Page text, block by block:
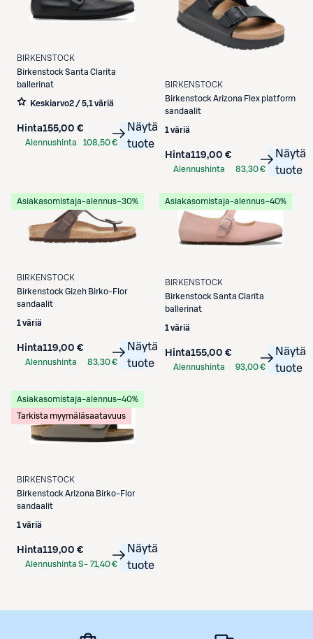
BIRKENSTOCK
Birkenstock Santa Clarita
ballerinat
Keskiarvo2 / 5,1 väriä
Hinta155,00 €
Alennushinta
108,50 €
Näytä
tuote
BIRKENSTOCK
Birkenstock Arizona Flex platform
sandaalit
1 väriä
Hinta119,00 €
Alennushinta
83,30 €
Näytä
tuote
Asiakasomistaja-alennus−30%
BIRKENSTOCK
Birkenstock Gizeh Birko-Flor
sandaalit
1 väriä
Hinta119,00 €
Alennushinta
83,30 €
Näytä
tuote
Asiakasomistaja-alennus−40%
BIRKENSTOCK
Birkenstock Santa Clarita
ballerinat
1 väriä
Hinta155,00 €
Alennushinta
93,00 €
Näytä
tuote
Asiakasomistaja-alennus−40%
Tarkista myymäläsaatavuus
BIRKENSTOCK
BirkenstockArizona Birko-Flor
sandaalit
1 väriä
Hinta119,00 €
Alennushinta S- 71,40 €
Näytä
tuote